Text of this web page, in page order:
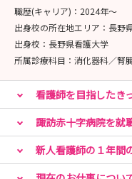
いずれも13:00～
❀ 内容 ❀
詳細は『説明会・見
～ご参加お待ちしてお
職歴(キャリア)： 2024年〜
出身校の所在地エリア： 長野
出身校： 長野県看護大学
所属診療科目： 消化器科／腎
看護師を目指したき
諏訪赤十字病院を就
新人看護師の１年間